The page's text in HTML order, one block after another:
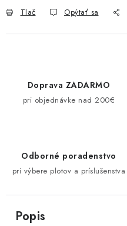
Tlač Opýtať sa
Doprava ZADARMO
pri objednávke nad 200€
Odborné poradenstvo
pri výbere plotov a príslušenstva
Popis